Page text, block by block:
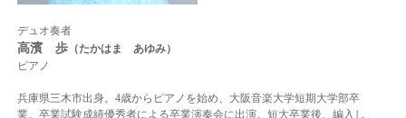
デュオ奏者
高濱 歩（たかはま あゆみ）
ピアノ
兵庫県三木市出身。4歳からピアノを始め、大阪音楽大学短期大学部卒
業。卒業試験成績優秀者による卒業演奏会に出演。短大卒業後、編入し